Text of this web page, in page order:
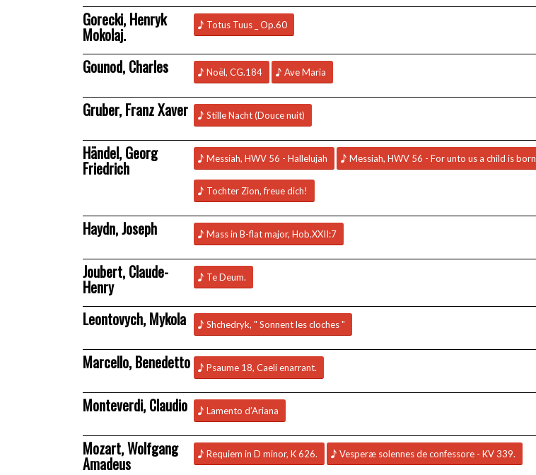
Gorecki, Henryk
Mokolaj. Totus Tuus _ Op.60
Gounod, Charles Noël, CG.184 Ave Maria
Gruber, Franz Xaver Stille Nacht (Douce nuit)
Händel, Georg
Friedrich Messiah, HWV 56 - Hallelujah Messiah, HWV 56 - For unto us a child is born
Tochter Zion, freue dich!
Haydn, Joseph Mass in B-flat major, Hob.XXII:7
Joubert, Claude-
Henry Te Deum.
Leontovych, Mykola Shchedryk, " Sonnent les cloches "
Marcello, Benedetto Psaume 18, Caeli enarrant.
Monteverdi, Claudio Lamento d’Ariana
Mozart, Wolfgang
Amadeus Requiem in D minor, K 626. Vesperæ solennes de confessore - KV 339.